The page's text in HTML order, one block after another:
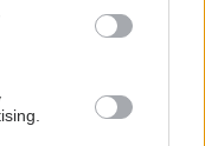
στο
κύτταρα από